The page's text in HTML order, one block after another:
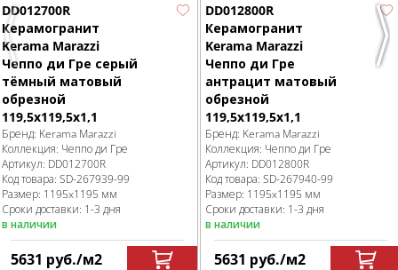
Previous
DD012700R
Керамогранит
Kerama Marazzi
Чеппо ди Гре серый
тёмный матовый
обрезной
119,5x119,5x1,1
Бренд: Kerama Marazzi
Коллекция: Чеппо ди Гре
Артикул: DD012700R
Код товара: SD-267939-99
Размер: 1195x1195 мм
Сроки доставки: 1-3 дня
в наличии
5631 руб./м2
DD012800R
Керамогранит
Kerama Marazzi
Чеппо ди Гре
антрацит матовый
обрезной
119,5x119,5x1,1
Бренд: Kerama Marazzi
Коллекция: Чеппо ди Гре
Артикул: DD012800R
Код товара: SD-267940-99
Размер: 1195x1195 мм
Сроки доставки: 1-3 дня
в наличии
5631 руб./м2